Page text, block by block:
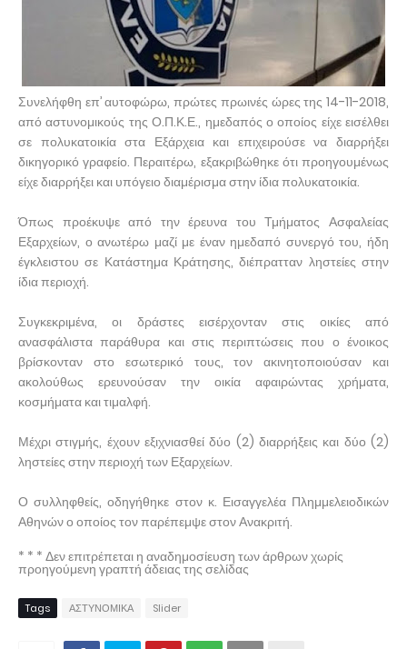
Συνελήφθη επ’ αυτοφώρω, πρώτες πρωινές ώρες της 14-11-2018,
από αστυνομικούς της Ο.Π.Κ.Ε., ημεδαπός ο οποίος είχε εισέλθει
σε πολυκατοικία στα Εξάρχεια και επιχειρούσε να διαρρήξει
δικηγορικό γραφείο. Περαιτέρω, εξακριβώθηκε ότι προηγουμένως
είχε διαρρήξει και υπόγειο διαμέρισμα στην ίδια πολυκατοικία.
Όπως προέκυψε από την έρευνα του Τμήματος Ασφαλείας
Εξαρχείων, ο ανωτέρω μαζί με έναν ημεδαπό συνεργό του, ήδη
έγκλειστου σε Κατάστημα Κράτησης, διέπρατταν ληστείες στην
ίδια περιοχή.
Συγκεκριμένα, οι δράστες εισέρχονταν στις οικίες από
ανασφάλιστα παράθυρα και στις περιπτώσεις που ο ένοικος
βρίσκονταν στο εσωτερικό τους, τον ακινητοποιούσαν και
ακολούθως ερευνούσαν την οικία αφαιρώντας χρήματα,
κοσμήματα και τιμαλφή.
Μέχρι στιγμής, έχουν εξιχνιασθεί δύο (2) διαρρήξεις και δύο (2)
ληστείες στην περιοχή των Εξαρχείων.
Ο συλληφθείς, οδηγήθηκε στον κ. Εισαγγελέα Πλημμελειοδικών
Αθηνών ο οποίος τον παρέπεμψε στον Ανακριτή.
* * * Δεν επιτρέπεται η αναδημοσίευση των άρθρων χωρίς
προηγούμενη γραπτή άδειας της σελίδας
Tags ΑΣΤΥΝΟΜΙΚΑ Slider